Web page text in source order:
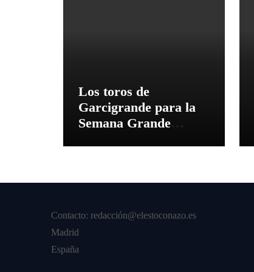
Los toros de
Garcigrande para la
Semana Grande
Contacto: redacción@elestoconazo.es
Madrid
España